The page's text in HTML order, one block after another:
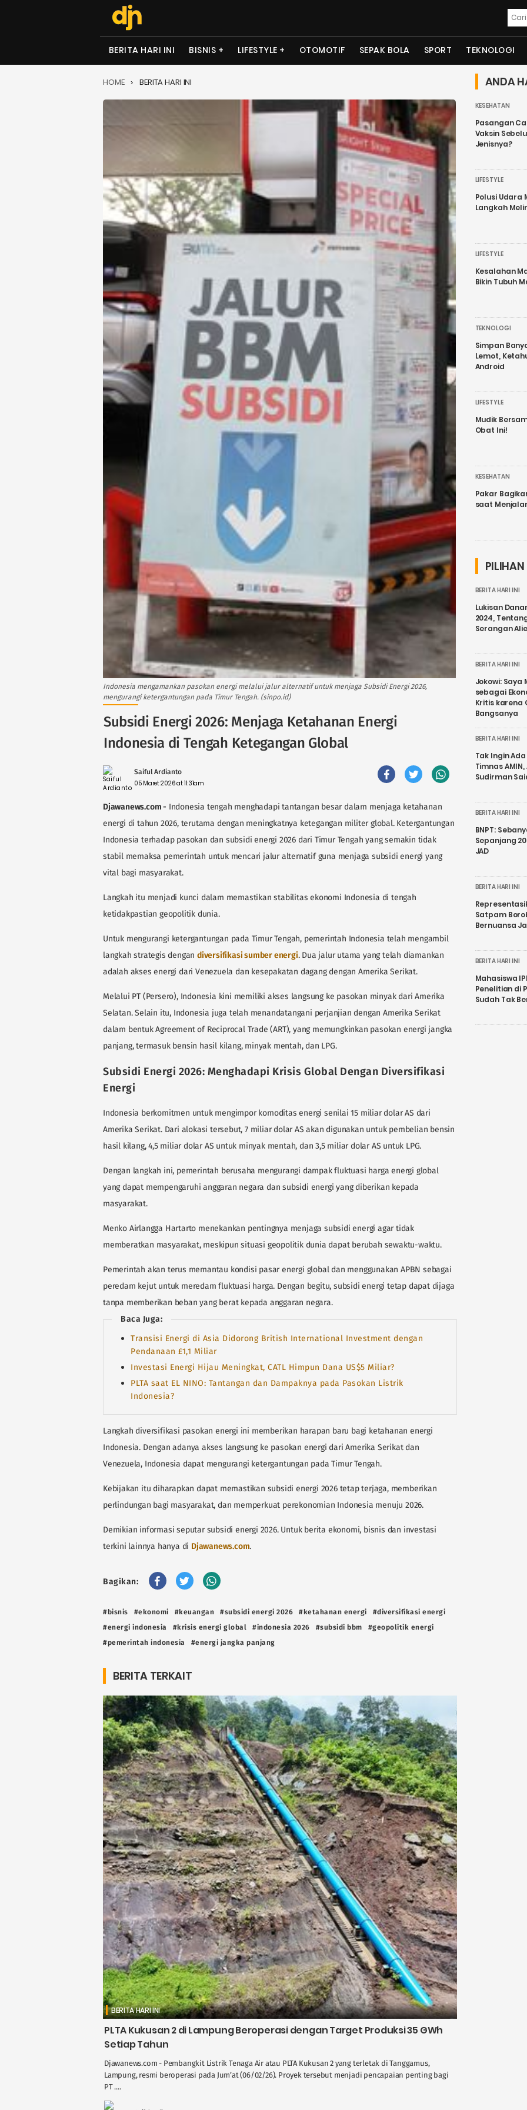
BERITA HARI INI BISNIS LIFESTYLE OTOMOTIF SEPAK BOLA SPORT TEKNOLOGI
HOME BERITA HARI INI
Indonesia mengamankan pasokan energi melalui jalur alternatif untuk menjaga Subsidi Energi 2026,
mengurangi ketergantungan pada Timur Tengah. (sinpo.id)
Subsidi Energi 2026: Menjaga Ketahanan Energi
Indonesia di Tengah Ketegangan Global
Saiful Ardianto
05 Maret 2026 at 11:31am
Djawanews.com - Indonesia tengah menghadapi tantangan besar dalam menjaga ketahanan
energi di tahun 2026, terutama dengan meningkatnya ketegangan militer global. Ketergantungan
Indonesia terhadap pasokan dan subsidi energi 2026 dari Timur Tengah yang semakin tidak
stabil memaksa pemerintah untuk mencari jalur alternatif guna menjaga subsidi energi yang
vital bagi masyarakat.
Langkah itu menjadi kunci dalam memastikan stabilitas ekonomi Indonesia di tengah
ketidakpastian geopolitik dunia.
Untuk mengurangi ketergantungan pada Timur Tengah, pemerintah Indonesia telah mengambil
langkah strategis dengandiversifikasi sumber energi. Dua jalur utama yang telah diamankan
adalah akses energi dari Venezuela dan kesepakatan dagang dengan Amerika Serikat.
Melalui PT (Persero), Indonesia kini memiliki akses langsung ke pasokan minyak dari Amerika
Selatan. Selain itu, Indonesia juga telah menandatangani perjanjian dengan Amerika Serikat
dalam bentuk Agreement of Reciprocal Trade (ART), yang memungkinkan pasokan energi jangka
panjang, termasuk bensin hasil kilang, minyak mentah, dan LPG.
Subsidi Energi 2026: Menghadapi Krisis Global Dengan Diversifikasi
Energi
Indonesia berkomitmen untuk mengimpor komoditas energi senilai 15 miliar dolar AS dari
Amerika Serikat. Dari alokasi tersebut, 7 miliar dolar AS akan digunakan untuk pembelian bensin
hasil kilang, 4,5 miliar dolar AS untuk minyak mentah, dan 3,5 miliar dolar AS untuk LPG.
Dengan langkah ini, pemerintah berusaha mengurangi dampak fluktuasi harga energi global
yang dapat mempengaruhi anggaran negara dan subsidi energi yang diberikan kepada
masyarakat.
Menko Airlangga Hartarto menekankan pentingnya menjaga subsidi energi agar tidak
memberatkan masyarakat, meskipun situasi geopolitik dunia dapat berubah sewaktu-waktu.
Pemerintah akan terus memantau kondisi pasar energi global dan menggunakan APBN sebagai
peredam kejut untuk meredam fluktuasi harga. Dengan begitu, subsidi energi tetap dapat dijaga
tanpa memberikan beban yang berat kepada anggaran negara.
Baca Juga:
Transisi Energi di Asia Didorong British International Investment dengan
Pendanaan £1,1 Miliar
Investasi Energi Hijau Meningkat, CATL Himpun Dana US$5 Miliar?
PLTA saat EL NINO: Tantangan dan Dampaknya pada Pasokan Listrik
Indonesia?
Langkah diversifikasi pasokan energi ini memberikan harapan baru bagi ketahanan energi
Indonesia. Dengan adanya akses langsung ke pasokan energi dari Amerika Serikat dan
Venezuela, Indonesia dapat mengurangi ketergantungan pada Timur Tengah.
Kebijakan itu diharapkan dapat memastikan subsidi energi 2026 tetap terjaga, memberikan
perlindungan bagi masyarakat, dan memperkuat perekonomian Indonesia menuju 2026.
Demikian informasi seputar subsidi energi 2026. Untuk berita ekonomi, bisnis dan investasi
terkini lainnya hanya di Djawanews.com.
Bagikan:
#bisnis #ekonomi #keuangan #subsidi energi 2026 #ketahanan energi
#diversifikasi energi
#energi indonesia
#krisis energi global #indonesia 2026 #subsidi bbm
#geopolitik energi
#pemerintah indonesia
#energi jangka panjang
BERITA TERKAIT
BERITA HARI INI
PLTA Kukusan 2 di Lampung Beroperasi dengan Target Produksi 35 GWh
Setiap Tahun
Djawanews.com - Pembangkit Listrik Tenaga Air atau PLTA Kukusan 2 yang terletak di Tanggamus,
Lampung, resmi beroperasi pada Jum’at (06/02/26). Proyek tersebut menjadi pencapaian penting bagi
PT ....
ANDA
KESEHATAN
Pasangan
Vaksin
Jenisnya?
LIFESTYLE
Polusi Udara
Langkah
LIFESTYLE
Kesalahan
Bikin Tubuh
TEKNOLOGI
Simpan
Lemot,
Android
LIFESTYLE
Mudik
Obat Ini!
KESEHATAN
Pakar
saat
PILIHAN
BERITA HARI INI
Lukisan
2024,
Serangan
BERITA HARI INI
Jokowi: Saya
sebagai
Kritis karena
Bangsanya
BERITA HARI INI
Tak Ingin
Timnas
Sudirman
BERITA HARI INI
BNPT:
Sepanjang
JAD
BERITA HARI INI
Satpam
Bernuansa
BERITA HARI INI
Mahasiswa
Penelitian di
Sudah Tak